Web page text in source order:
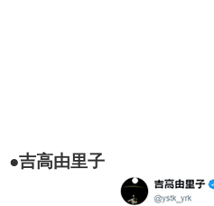
●吉高由里子